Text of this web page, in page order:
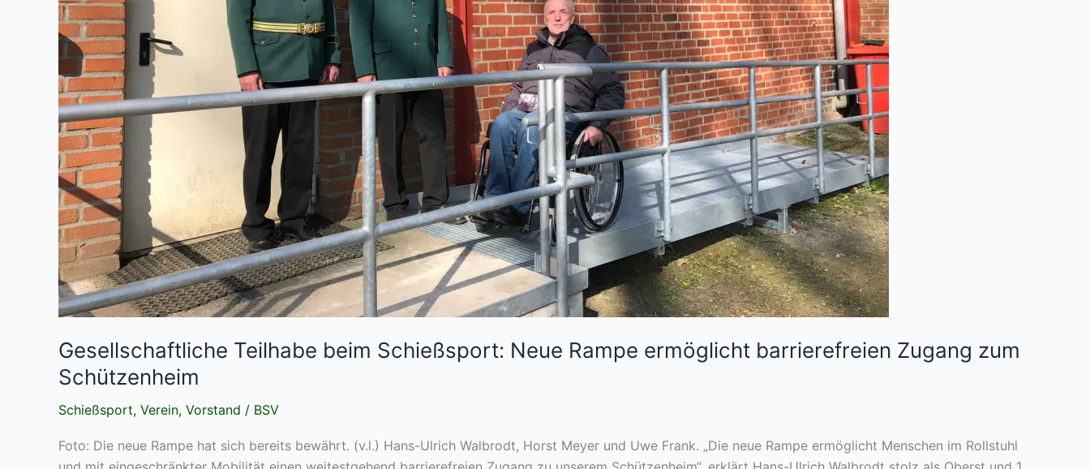
Gesellschaftliche Teilhabe beim Schießsport: Neue Rampe ermöglicht barrierefreien Zugang zum
Schützenheim
Schießsport, Verein, Vorstand / BSV
Foto: Die neue Rampe hat sich bereits bewährt. (v.l.) Hans-Ulrich Walbrodt, Horst Meyer und Uwe Frank. „Die neue Rampe ermöglicht Menschen im Rollstuhl